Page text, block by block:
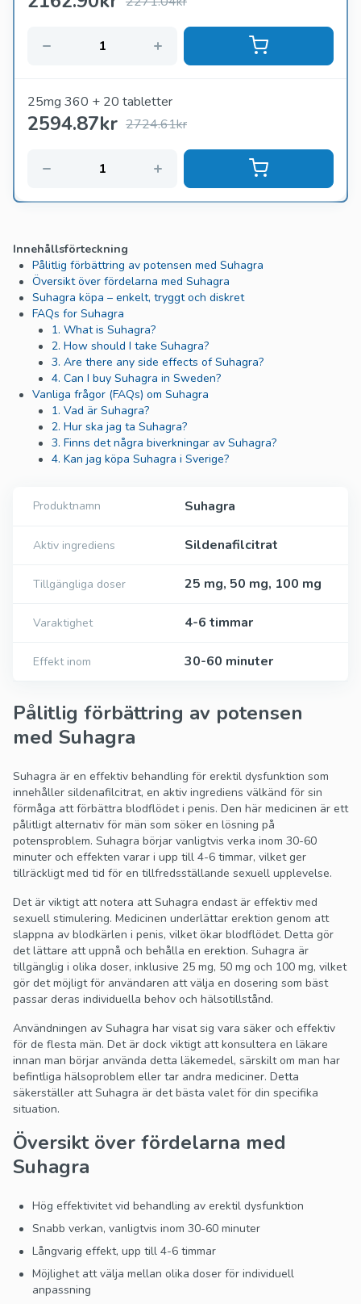
25mg 360 + 20 tabletter
2594.87kr 2724.61kr
Innehållsförteckning
Pålitlig förbättring av potensen med Suhagra
Översikt över fördelarna med Suhagra
Suhagra köpa – enkelt, tryggt och diskret
FAQs for Suhagra
1. What is Suhagra?
2. How should I take Suhagra?
3. Are there any side effects of Suhagra?
4. Can I buy Suhagra in Sweden?
Vanliga frågor (FAQs) om Suhagra
1. Vad är Suhagra?
2. Hur ska jag ta Suhagra?
3. Finns det några biverkningar av Suhagra?
4. Kan jag köpa Suhagra i Sverige?
Produktnamn Suhagra
Aktiv ingrediens Sildenafilcitrat
Tillgängliga doser 25 mg, 50 mg, 100 mg
Varaktighet 4-6 timmar
Effekt inom 30-60 minuter
Pålitlig förbättring av potensen
med Suhagra
Suhagra är en effektiv behandling för erektil dysfunktion som
innehåller sildenafilcitrat, en aktiv ingrediens välkänd för sin
förmåga att förbättra blodflödet i penis. Den här medicinen är ett
pålitligt alternativ för män som söker en lösning på
potensproblem. Suhagra börjar vanligtvis verka inom 30-60
minuter och effekten varar i upp till 4-6 timmar, vilket ger
tillräckligt med tid för en tillfredsställande sexuell upplevelse.
Det är viktigt att notera att Suhagra endast är effektiv med
sexuell stimulering. Medicinen underlättar erektion genom att
slappna av blodkärlen i penis, vilket ökar blodflödet. Detta gör
det lättare att uppnå och behålla en erektion. Suhagra är
tillgänglig i olika doser, inklusive 25 mg, 50 mg och 100 mg, vilket
gör det möjligt för användaren att välja en dosering som bäst
passar deras individuella behov och hälsotillstånd.
Användningen av Suhagra har visat sig vara säker och effektiv
för de flesta män. Det är dock viktigt att konsultera en läkare
innan man börjar använda detta läkemedel, särskilt om man har
befintliga hälsoproblem eller tar andra mediciner. Detta
säkerställer att Suhagra är det bästa valet för din specifika
situation.
Översikt över fördelarna med
Suhagra
Hög effektivitet vid behandling av erektil dysfunktion
Snabb verkan, vanligtvis inom 30-60 minuter
Långvarig effekt, upp till 4-6 timmar
Möjlighet att välja mellan olika doser för individuell
anpassning